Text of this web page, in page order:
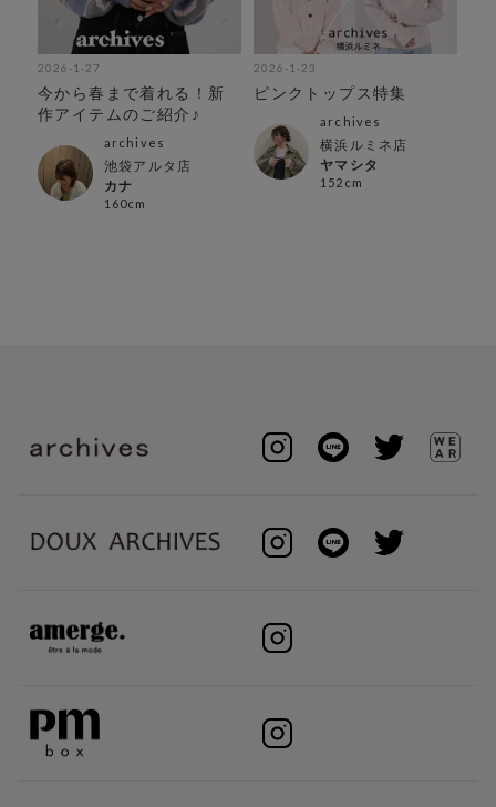
2026-1-27
今から春まで着れる！新
作アイテムのご紹介♪
archives
池袋アルタ店
カナ
160cm
2026-1-23
ピンクトップス特集
archives
横浜ルミネ店
ヤマシタ
152cm